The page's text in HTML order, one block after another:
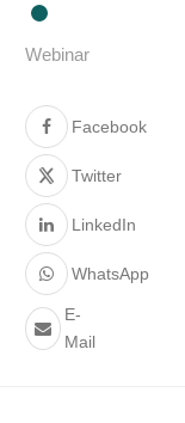
Webinar
Facebook
Twitter
LinkedIn
WhatsApp
E-
Mail